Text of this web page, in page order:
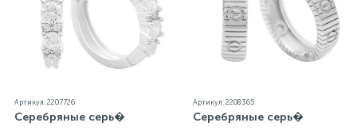
Артикул: 2207726
Серебряные серь�
Артикул: 2208365
Серебряные серь�